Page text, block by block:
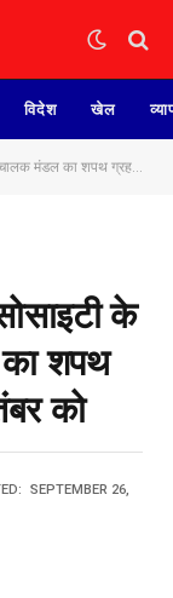
विदेश खेल
ग्रहण समारोह कल 27 सितंबर को
के
शपथ
को
SEPTEMBER 26,